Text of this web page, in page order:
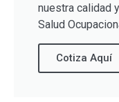
nuestra calidad
Salud
Cotiza Aquí